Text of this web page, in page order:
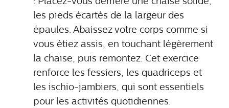
les pieds écartés de la largeur des
épaules. Abaissez votre corps comme si
vous étiez assis, en touchant légèrement
la chaise, puis remontez. Cet exercice
renforce les fessiers, les quadriceps et
les ischio-jambiers, qui sont essentiels
pour les activités quotidiennes.